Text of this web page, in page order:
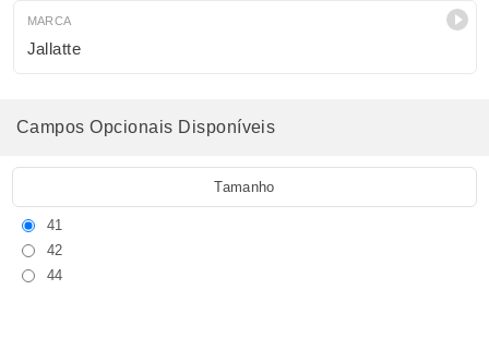
MARCA
Jallatte
Campos Opcionais Disponíveis
Tamanho
41
42
44